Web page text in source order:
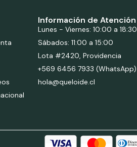
Información de Atención
Lunes - Viernes: 10:00 a 18:30
Sábados: 11:00 a 15:00
Lota #2420, Providencia
+569 6456 7933 (WhatsApp)
hola@queloide.cl